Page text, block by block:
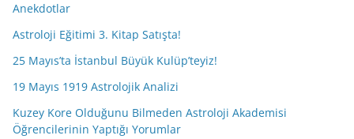
Anekdotlar
Astroloji Eğitimi 3. Kitap Satışta!
25 Mayıs’ta İstanbul Büyük Kulüp’teyiz!
19 Mayıs 1919 Astrolojik Analizi
Kuzey Kore Olduğunu Bilmeden Astroloji Akademisi
Öğrencilerinin Yaptığı Yorumlar